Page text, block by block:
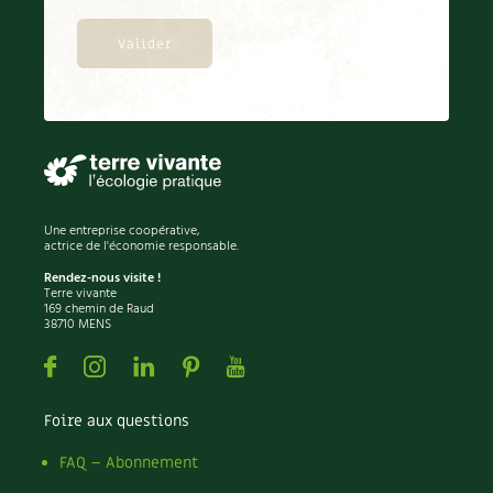
Pelouse
Permaculture
Pesticides
Petits pois
Piment
Pissenlit
Pizza
Plantes
Plantes d'extérieur
Plantes d'intérieur
Plantes médicinales
Plantes sauvages
Plants
Plastique
Une entreprise coopérative,
actrice de l'économie responsable.
Rendez-nous visite !
Terre vivante
169 chemin de Raud
38710 MENS
FacebookInstagramLinkedin
PinterestYoutube
Foire aux questions
FAQ – Abonnement